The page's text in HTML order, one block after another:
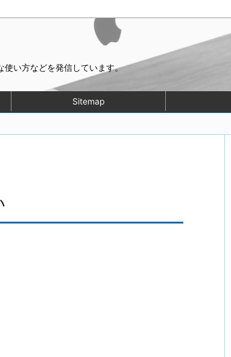
使い方などを発信しています。
Sitemap